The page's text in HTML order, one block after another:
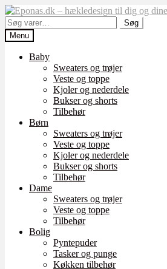
Spring
til
navigation
Spring
til
indhold
Søg
efter:
Søg
Menu
Baby
Sweaters og trøjer
Veste og toppe
Kjoler og nederdele
Bukser og shorts
Tilbehør
Børn
Sweaters og trøjer
Veste og toppe
Kjoler og nederdele
Bukser og shorts
Tilbehør
Dame
Sweaters og trøjer
Veste og toppe
Tilbehør
Bolig
Pyntepuder
Tasker og punge
Køkken tilbehør